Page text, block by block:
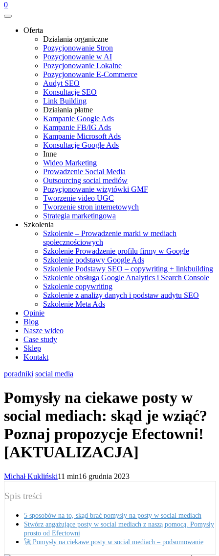
0
Oferta
Działania organiczne
Pozycjonowanie Stron
Pozycjonowanie w AI
Pozycjonowanie Lokalne
Pozycjonowanie E-Commerce
Audyt SEO
Konsultacje SEO
Link Building
Działania płatne
Kampanie Google Ads
Kampanie FB/IG Ads
Kampanie Microsoft Ads
Konsultacje Google Ads
Inne
Wideo Marketing
Prowadzenie Social Media
Outsourcing social mediów
Pozycjonowanie wizytówki GMF
Tworzenie video UGC
Tworzenie stron internetowych
Strategia marketingowa
Szkolenia
Szkolenie – Prowadzenie marki w mediach
społecznościowych
Szkolenie Prowadzenie profilu firmy w Google
Szkolenie podstawy Google Ads
Szkolenie Podstawy SEO – copywriting + linkbuilding
Szkolenie obsługa Google Analytics i Search Console
Szkolenie copywriting
Szkolenie z analizy danych i podstaw audytu SEO
Szkolenie Meta Ads
Opinie
Blog
Nasze wideo
Case study
Sklep
Kontakt
poradniki social media
Pomysły na ciekawe posty w
social mediach: skąd je wziąć?
Poznaj propozycje Efectowni!
[AKTUALIZACJA]
Michał Kukliński11 min16 grudnia 2023
Spis treści
5 sposobów na to, skąd brać pomysły na posty w social mediach
Stwórz angażujące posty w social mediach z naszą pomocą. Pomysły
prosto od Efectowni
🚀 Pomysły na ciekawe posty w social mediach – podsumowanie